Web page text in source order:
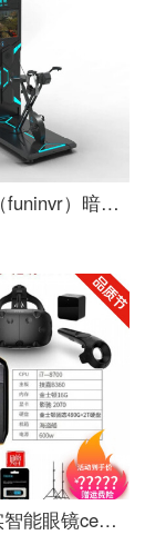
幻影星空（funinvr）暗黑魔轮 vr动感单车虚拟骑行 自行车vr设备
vr虚拟现实智能眼镜ce消费者版无 vive套装+尊享版主机+